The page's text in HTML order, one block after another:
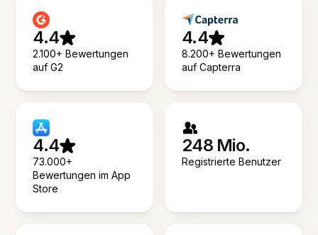
4.4
2.100+ Bewertungen
auf G2
4.4
8.200+ Bewertungen
auf Capterra
4.4
73.000+
Bewertungen im App
Store
248 Mio.
Registrierte Benutzer